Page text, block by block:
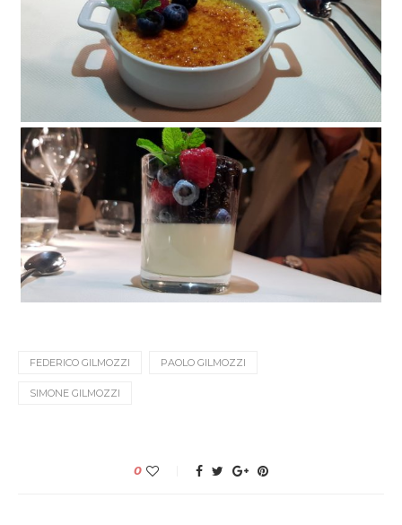
FEDERICO GILMOZZI PAOLO GILMOZZI
SIMONE GILMOZZI
0